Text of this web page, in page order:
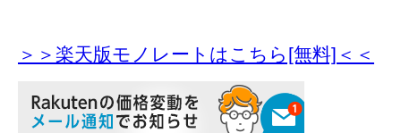
＞＞楽天版モノレートはこちら[無料]＜＜